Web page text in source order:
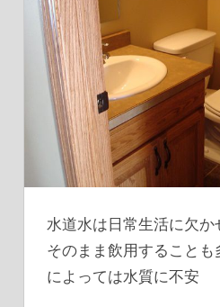
水道水は日常生活に欠か
そのまま飲用すること
によっては水質に不安